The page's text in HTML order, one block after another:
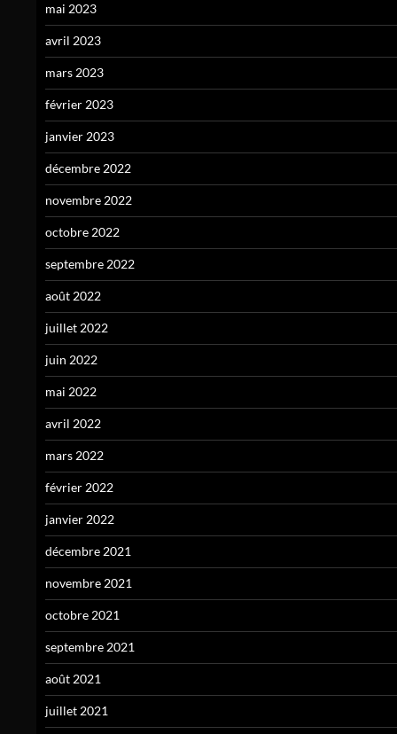
mai 2023
avril 2023
mars 2023
février 2023
janvier 2023
décembre 2022
novembre 2022
octobre 2022
septembre 2022
août 2022
juillet 2022
juin 2022
mai 2022
avril 2022
mars 2022
février 2022
janvier 2022
décembre 2021
novembre 2021
octobre 2021
septembre 2021
août 2021
juillet 2021